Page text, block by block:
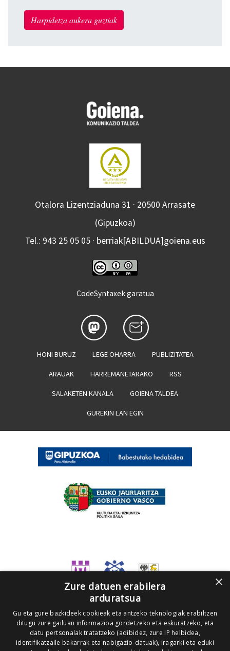
Harpidetza aukera guztiak
Otalora Lizentziaduna 31 · 20500 Arrasate
(Gipuzkoa)
Tel.: 943 25 05 05 · berriak[ABILDUA]goiena.eus
CodeSyntaxek garatua
HONI BURUZ LEGE OHARRA PUBLIZITATEA
ARAUAK HARREMANETARAKO RSS
SALAKETEN KANALA GOIENA TALDEA
GUREKIN LAN EGIN
×
Zure datuen erabilera
arduratsua
Gu eta gure bazkideek cookieak eta antzeko teknologiak erabiltzen
ditugu zure gailuan informazioa gordetzeko eta eskuratzeko, eta
datu pertsonalak tratatzeko (adibidez, zure IP helbidea,
identifikatzaile bakarrak eta nabigazio-datuak), iragarki eta eduki